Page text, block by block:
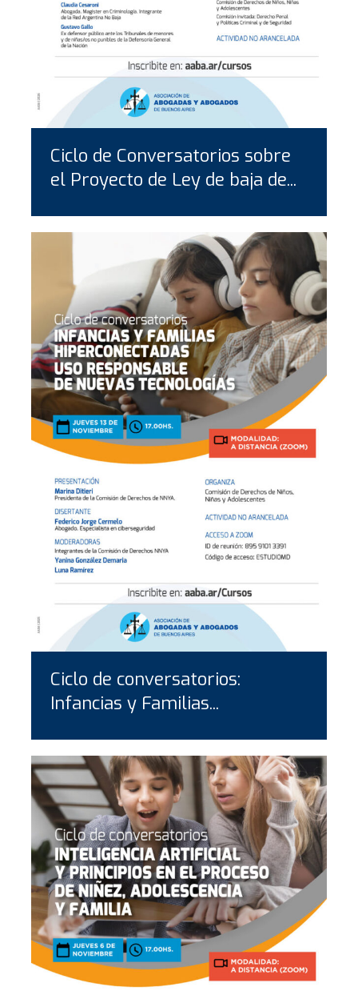
Ciclo de Conversatorios sobre
el Proyecto de Ley de baja de...
Ciclo de conversatorios:
Infancias y Familias...